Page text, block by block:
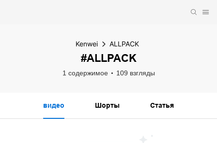
Kenwei ALLPACK
#ALLPACK
1 содержимое 109 взгляды
видео Шорты Статья